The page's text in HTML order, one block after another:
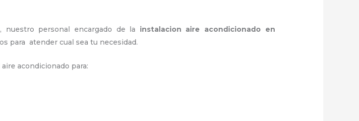
nuestro personal encargado de la instalacion aire acondicionado en
para atender cual sea tu necesidad.
acondicionado para: